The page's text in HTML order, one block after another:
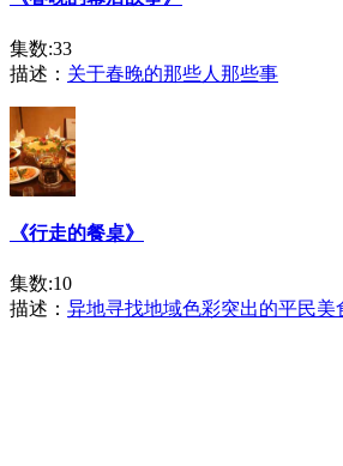
集数:33
描述： 关于春晚的那些人那些事
《行走的餐桌》
集数:10
描述： 异地寻找地域色彩突出的平民美